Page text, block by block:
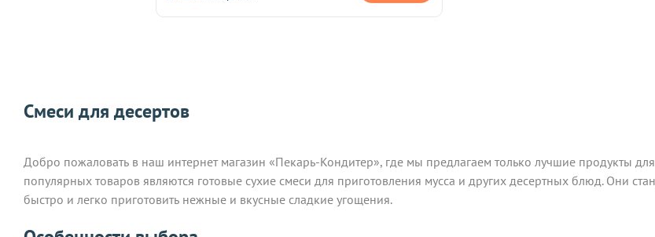
Смеси для десертов
Добро пожаловать в наш интернет магазин «Пекарь-Кондитер», где мы предлагаем только лучшие продукты
популярных товаров являются готовые сухие смеси для приготовления мусса и других десертных блюд. Они
быстро и легко приготовить нежные и вкусные сладкие угощения.